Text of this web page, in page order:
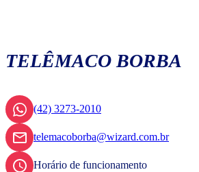
TELÊMACO BORBA
(42) 3273-2010
telemacoborba@wizard.com.br
Horário de funcionamento